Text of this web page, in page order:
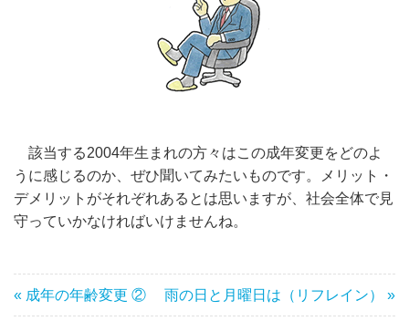
該当する2004年生まれの方々はこの成年変更をどのよ
うに感じるのか、ぜひ聞いてみたいものです。メリット・
デメリットがそれぞれあるとは思いますが、社会全体で見
守っていかなければいけませんね。
« 成年の年齢変更 ② 雨の日と月曜日は（リフレイン） »